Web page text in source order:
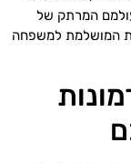
המרתק של
המושלמת למשפחה